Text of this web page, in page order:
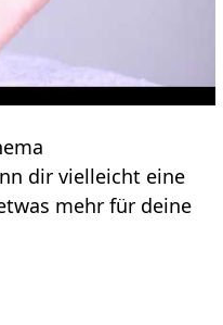
dir vielleicht eine
mehr für deine